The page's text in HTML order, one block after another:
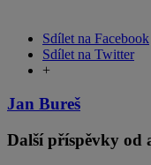
Sdílet na Facebook
Sdílet na Twitter
+
Jan Bureš
Další příspěvky od